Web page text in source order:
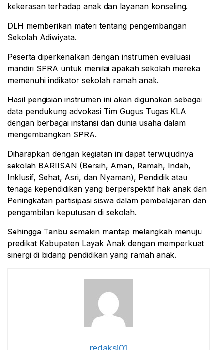
kekerasan terhadap anak dan layanan konseling.
DLH memberikan materi tentang pengembangan
Sekolah Adiwiyata.
Peserta diperkenalkan dengan instrumen evaluasi
mandiri SPRA untuk menilai apakah sekolah mereka
memenuhi indikator sekolah ramah anak.
Hasil pengisian instrumen ini akan digunakan sebagai
data pendukung advokasi Tim Gugus Tugas KLA
dengan berbagai instansi dan dunia usaha dalam
mengembangkan SPRA.
Diharapkan dengan kegiatan ini dapat terwujudnya
sekolah BARIISAN (Bersih, Aman, Ramah, Indah,
Inklusif, Sehat, Asri, dan Nyaman), Pendidik atau
tenaga kependidikan yang berperspektif hak anak dan
Peningkatan partisipasi siswa dalam pembelajaran dan
pengambilan keputusan di sekolah.
Sehingga Tanbu semakin mantap melangkah menuju
predikat Kabupaten Layak Anak dengan memperkuat
sinergi di bidang pendidikan yang ramah anak.
redaksi01